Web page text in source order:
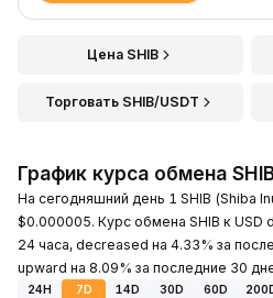
Цена SHIB
Торговать SHIB/USDT
График курса обмена
На сегодняшний день 1 SHIB (Shiba
$0.000005. Курс обмена SHIB к USD
24 часа, decreased на 4.33% за
upward на 8.09% за последние 30
24H 7D 14D 30D 60D